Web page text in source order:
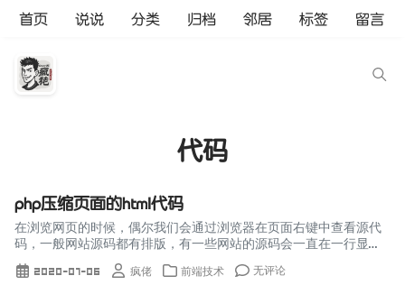
首页 说说 分类 归档 邻居 标签 留言
代码
php压缩页面的html代码
在浏览网页的时候，偶尔我们会通过浏览器在页面右键中查看源代
码，一般网站源码都有排版，有一些网站的源码会一直在一行显
示。这是怎么实现的呢？html代码通过php压缩去除其中的空格换
行符缩进符，代码自然就...
2020-07-06 疯佬 前端技术 无评论